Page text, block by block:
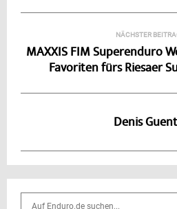
NÄCHSTER
MAXXIS FIM Superenduro
Favoriten fürs Riesaer
Denis